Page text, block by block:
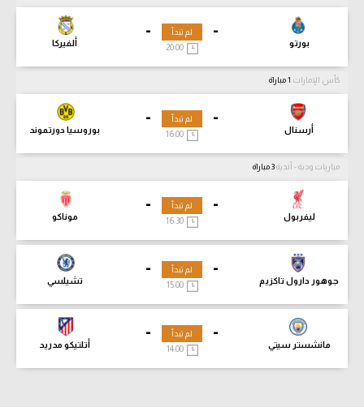
-
بورتو
-
ألفيركا
لم تبدأ
كأس الإمارات
-
أرسنال
-
بوروسيا دورتموند
لم تبدأ
مباريات ودية - أندية
-
ليفربول
-
موناكو
لم تبدأ
-
جوهور دارول تاكزيم
-
تشيلسي
لم تبدأ
15:00
-
مانشستر سيتي
-
أتلتيكو مدريد
لم تبدأ
14:00